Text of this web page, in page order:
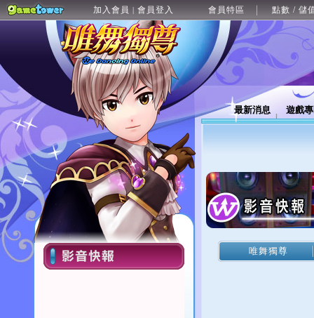
加入會員 | 會員登入 會員特區 點數 / 儲
最新消息 遊戲
唯舞獨尊